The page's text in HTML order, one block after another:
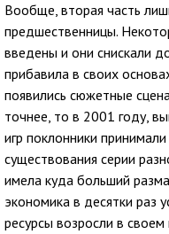
Вообще, вторая часть
предшественницы.
введены и они снискали
прибавила в своих
появились сюжетные
точнее, то в 2001 году,
игр поклонники
существования серии
имела куда больший
экономика в десятки раз
ресурсы возросли в